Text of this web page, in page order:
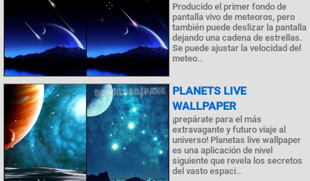
Producido el primer fondo de
pantalla vivo de meteoros, pero
también puede deslizar la pantalla
dejando una cadena de estrellas.
Se puede ajustar la velocidad del
meteo..
PLANETS LIVE
WALLPAPER
¡prepárate para el más
extravagante y futuro viaje al
universo! Planetas live wallpaper
es una aplicación de nivel
siguiente que revela los secretos
del vasto espaci..